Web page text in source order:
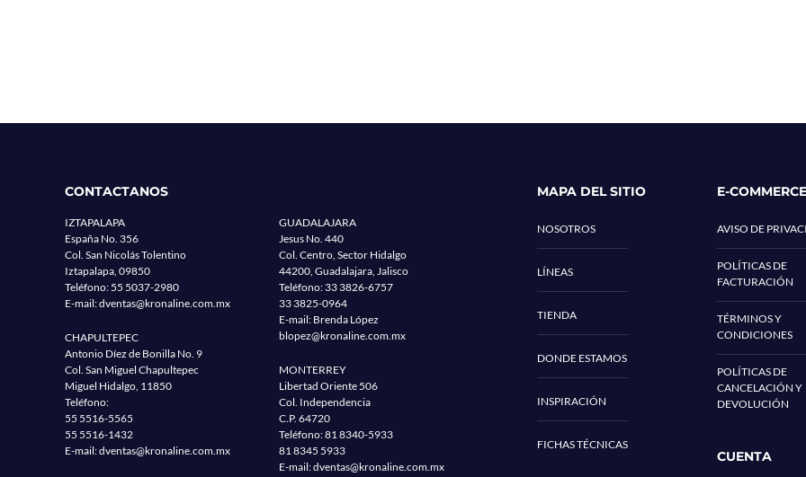
CONTACTANOS
IZTAPALAPA
España No. 356
Col. San Nicolás Tolentino
Iztapalapa, 09850
Teléfono:55 5037-2980
E-mail:dventas@kronaline.com.mx
CHAPULTEPEC
Antonio Díez de Bonilla No. 9
Col. San Miguel Chapultepec
Miguel Hidalgo, 11850
Teléfono:
55 5516-5565
55 5516-1432
E-mail:dventas@kronaline.com.mx
GUADALAJARA
Jesus No. 440
Col. Centro, Sector Hidalgo
44200, Guadalajara, Jalisco
Teléfono: 33 3826-6757
33 3825-0964
E-mail: Brenda López
blopez@kronaline.com.mx
MONTERREY
Libertad Oriente 506
Col. Independencia
C.P. 64720
Teléfono:81 8340-5933
81 8345 5933
E-mail:dventas@kronaline.com.mx
MAPA DEL SITIO
NOSOTROS
LÍNEAS
TIENDA
DONDE ESTAMOS
INSPIRACIÓN
FICHAS TÉCNICAS
E-COMMERCE
AVISO DE
POLÍTICAS DE
FACTURACIÓN
TÉRMINOS Y
CONDICIONES
POLÍTICAS DE
CANCELACIÓN Y
DEVOLUCIÓN
CUENTA